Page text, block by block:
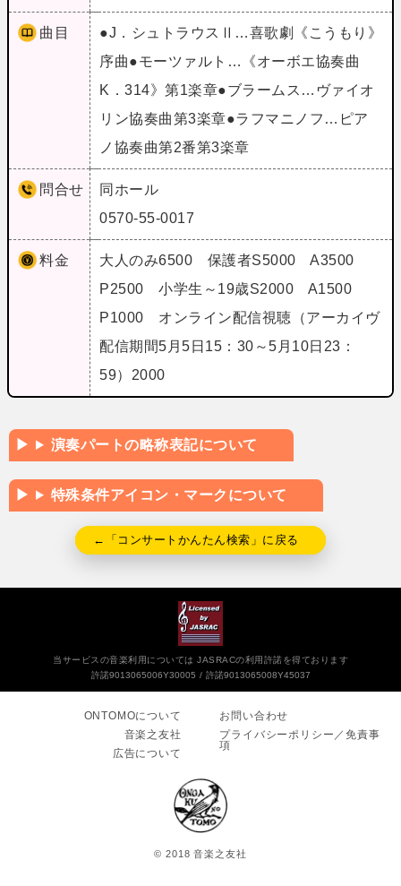
曲目
●J．シュトラウスⅡ…喜歌劇《こうもり》
序曲●モーツァルト…《オーボエ協奏曲
K．314》第1楽章●ブラームス…ヴァイオ
リン協奏曲第3楽章●ラフマニノフ…ピア
ノ協奏曲第2番第3楽章
問合せ
同ホール
0570-55-0017
料金
大人のみ6500 保護者S5000 A3500
P2500 小学生～19歳S2000 A1500
P1000 オンライン配信視聴（アーカイヴ
配信期間5月5日15：30～5月10日23：
59）2000
演奏パートの略称表記について
特殊条件アイコン・マークについて
←「コンサートかんたん検索」に戻る
当サービスの音楽利用については JASRACの利用許諾を得ております
許諾9013065006Y30005
許諾9013065008Y45037
ONTOMOについて
音楽之友社
広告について
お問い合わせ
プライバシーポリシー／免責事
項
© 2018 音楽之友社